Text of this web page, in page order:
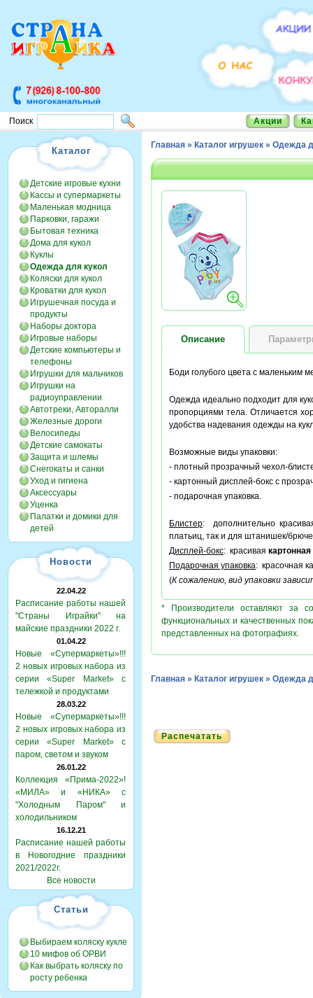
Поиск Акции
Каталог
Детские игровые кухни
Кассы и супермаркеты
Маленькая модница
Парковки, гаражи
Бытовая техника
Дома для кукол
Куклы
Одежда для кукол
Коляски для кукол
Кроватки для кукол
Игрушечная посуда и
продукты
Наборы доктора
Игровые наборы
Детские компьютеры и
телефоны
Игрушки для мальчиков
Игрушки на
радиоуправлении
Автотреки, Авторалли
Железные дороги
Велосипеды
Детские самокаты
Защита и шлемы
Снегокаты и санки
Уход и гигиена
Аксессуары
Уценка
Палатки и домики для
детей
Новости
22.04.22
Расписание работы нашей
"Страны Играйки" на
майские праздники 2022 г.
01.04.22
Новые «Супермаркеты»!!!
2 новых игровых набора из
серии «Super Market» с
тележкой и продуктами
28.03.22
Новые «Супермаркеты»!!!
2 новых игровых набора из
серии «Super Market» с
паром, светом и звуком
26.01.22
Коллекция «Прима-2022»!
«МИЛА» и «НИКА» с
"Холодным Паром" и
холодильником
16.12.21
Расписание нашей работы
в Новогодние праздники
2021/2022г.
Все новости
Статьи
Выбираем коляску кукле
10 мифов об ОРВИ
Как выбрать коляску по
росту ребенка
Главная » Каталог игрушек » Одежда
Описание
Боди голубого цвета с маленьким
Одежда идеально подходит для
пропорциями тела. Отличается
удобства надевания одежды на
Возможные виды упаковки:
- плотный прозрачный чехол-
- картонный дисплей-бокс с
- подарочная упаковка.
Блистер: дополнительно
платьиц, так и для штанишек/
Дисплей-бокс: красивая картонная
Подарочная упаковка: красочная
(К сожалению, вид упаковки
* Производители оставляют за
функциональных и качественных
представленных на фотографиях.
Главная » Каталог игрушек » Одежда
Распечатать